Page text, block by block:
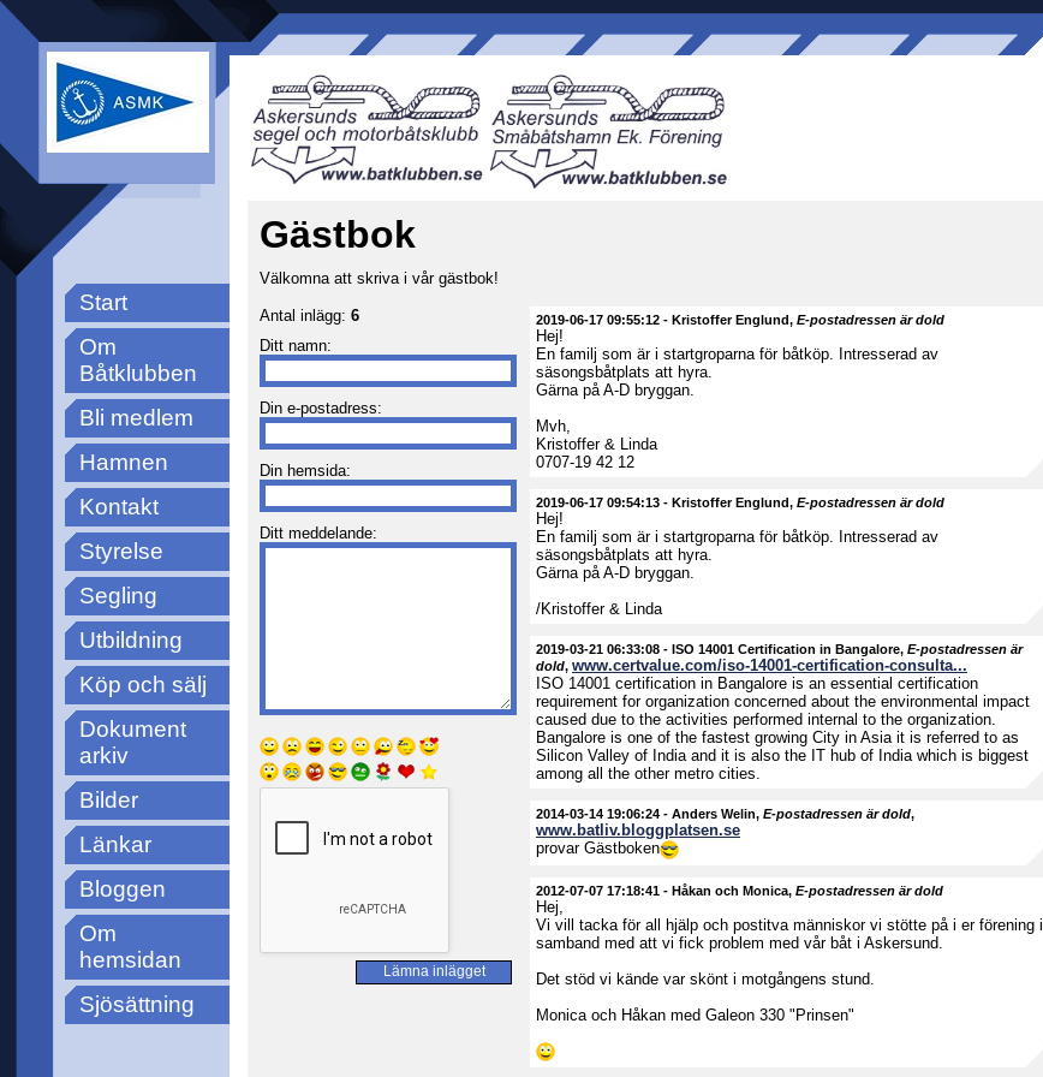
Start
Om
Båtklubben
Bli medlem
Hamnen
Kontakt
Styrelse
Segling
Utbildning
Köp och sälj
Dokument
arkiv
Bilder
Länkar
Bloggen
Om
hemsidan
Sjösättning
Gästbok
Välkomna att skriva i vår gästbok!
Antal inlägg: 6
Ditt namn:
Din e-postadress:
Din hemsida:
Ditt meddelande:
2019-06-17 09:55:12 - Kristoffer Englund, E-postadressen är dold
Hej!
En familj som är i startgroparna för båtköp. Intresserad av
säsongsbåtplats att hyra.
Gärna på A-D bryggan.
Mvh,
Kristoffer & Linda
0707-19 42 12
2019-06-17 09:54:13 - Kristoffer Englund, E-postadressen är dold
Hej!
En familj som är i startgroparna för båtköp. Intresserad av
säsongsbåtplats att hyra.
Gärna på A-D bryggan.
/Kristoffer & Linda
2019-03-21 06:33:08 - ISO 14001 Certification in Bangalore, E-postadressen är
dold, www.certvalue.com/iso-14001-certification-consulta...
ISO 14001 certification in Bangalore is an essential certification
requirement for organization concerned about the environmental impact
caused due to the activities performed internal to the organization.
Bangalore is one of the fastest growing City in Asia it is referred to as
Silicon Valley of India and it is also the IT hub of India which is biggest
among all the other metro cities.
2014-03-14 19:06:24 - Anders Welin, E-postadressen är dold,
www.batliv.bloggplatsen.se
provar Gästboken
2012-07-07 17:18:41 - Håkan och Monica, E-postadressen är dold
Hej,
Vi vill tacka för all hjälp och postitva människor vi stötte på i er förening i
samband med att vi fick problem med vår båt i Askersund.
Det stöd vi kände var skönt i motgångens stund.
Monica och Håkan med Galeon 330 "Prinsen"